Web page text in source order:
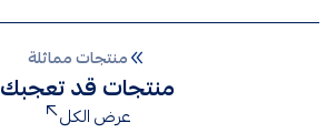
منتجات مماثلة
منتجات قد تعجبك
عرض الكل